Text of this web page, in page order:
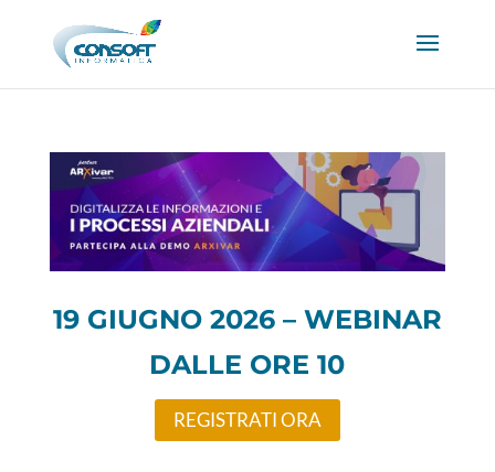
19 GIUGNO 2026 – WEBINAR
DALLE ORE 10​​
REGISTRATI ORA